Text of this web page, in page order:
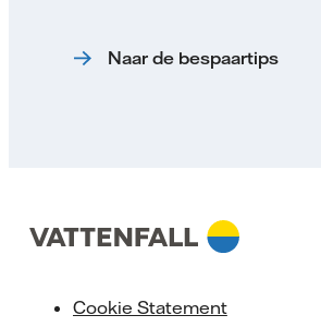
Naar de bespaartips
Cookie Statement